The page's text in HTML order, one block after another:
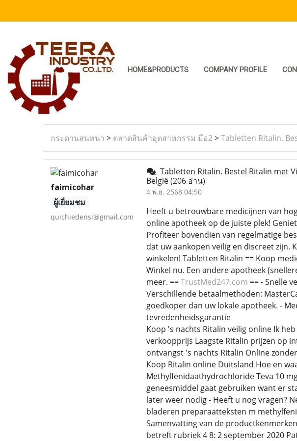
HOME&PRODUCTS COMPANY PROFILE
กระดานสนทนา > ตลาดสินค้าอุตสาหกรรม มือ2>Tabletten Ritalin.
faimicohar
ผู้เยี่ยมชม
quichiedensi@gmail.com
Tabletten Ritalin. Bestel Ritalin met
België(206 อ่าน)
4 พ.ย. 2568 04:50
Heeft u betrouwbare medicijnen van
online apotheek op de juiste plek!
Profiteer bovendien van regelmatige
dat uw aankopen veilig en discreet zijn.
winkelen! Tabletten Ritalin == Koop
Winkel nu. Een andere apotheek
meer. ==TrustMed247.com == - Snelle
Verschillende betaalmethoden:
goedkoper dan uw lokale apotheek. -
tevredenheidsgarantie
Koop 's nachts Ritalin veilig online Ik
verkoopprijs Laagste Ritalin prijzen op
ontvangst 's nachts Ritalin Online
Koop Ritalin online Duitsland Hoe en
Methylfenidaathydrochloride Teva 10
geneesmiddel gaat gebruiken want er
later weer nodig - Heeft u nog vragen?
bladeren preparaatteksten m
Samenvatting van de
betreft rubriek 4 8: 2 september 2020